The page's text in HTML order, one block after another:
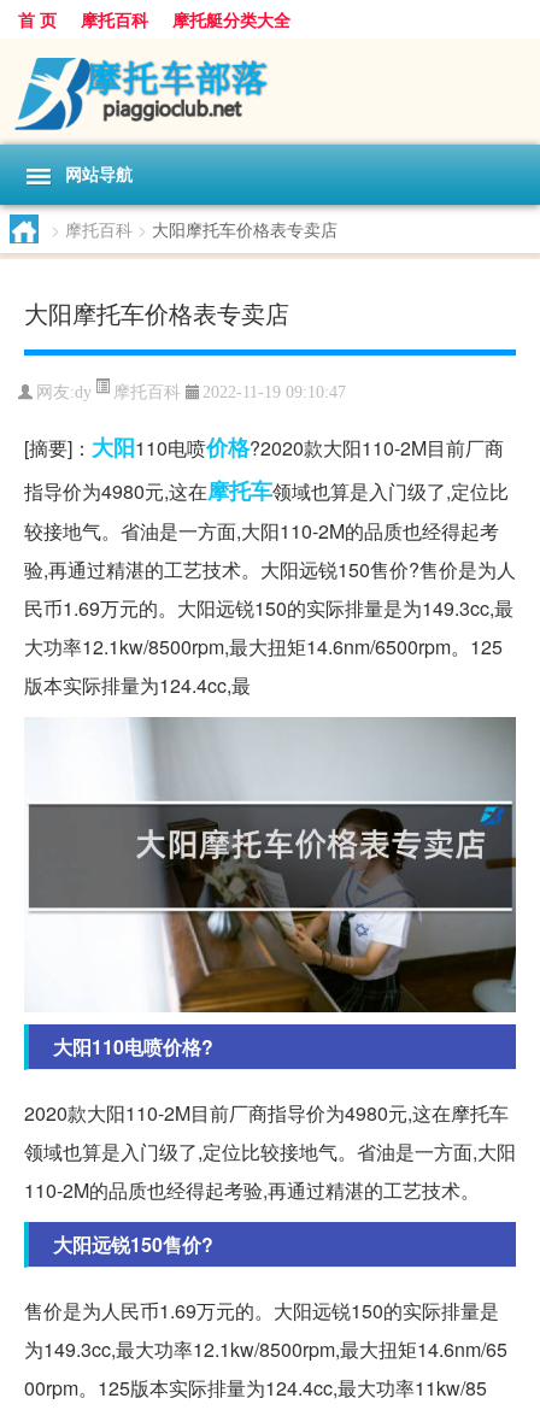
首 页 摩托百科 摩托艇分类大全
网站导航
> 摩托百科 > 大阳摩托车价格表专卖店
大阳摩托车价格表专卖店
网友:dy 摩托百科 2022-11-19 09:10:47
[摘要]： 大阳110电喷价格?2020款大阳110-2M目前厂商
指导价为4980元,这在摩托车领域也算是入门级了,定位比
较接地气。省油是一方面,大阳110-2M的品质也经得起考
验,再通过精湛的工艺技术。大阳远锐150售价?售价是为人
民币1.69万元的。大阳远锐150的实际排量是为149.3cc,最
大功率12.1kw/8500rpm,最大扭矩14.6nm/6500rpm。125
版本实际排量为124.4cc,最
大阳110电喷价格?
2020款大阳110-2M目前厂商指导价为4980元,这在摩托车
领域也算是入门级了,定位比较接地气。省油是一方面,大阳
110-2M的品质也经得起考验,再通过精湛的工艺技术。
大阳远锐150售价?
售价是为人民币1.69万元的。大阳远锐150的实际排量是
为149.3cc,最大功率12.1kw/8500rpm,最大扭矩14.6nm/65
00rpm。125版本实际排量为124.4cc,最大功率11kw/85